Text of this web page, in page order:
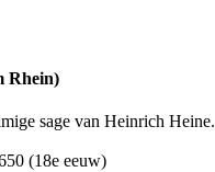
Rhein)
sage van Heinrich Heine.
(18e eeuw)